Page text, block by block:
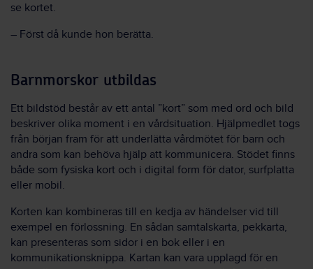
se kortet.
– Först då kunde hon berätta.
Barnmorskor utbildas
Ett bildstöd består av ett antal ”kort” som med ord och bild
beskriver olika moment i en vårdsituation. Hjälpmedlet togs
från början fram för att underlätta vårdmötet för barn och
andra som kan behöva hjälp att kommunicera. Stödet finns
både som fysiska kort och i digital form för dator, surfplatta
eller mobil.
Korten kan kombineras till en kedja av händelser vid till
exempel en förlossning. En sådan samtalskarta, pekkarta,
kan presenteras som sidor i en bok eller i en
kommunikationsknippa. Kartan kan vara upplagd för en